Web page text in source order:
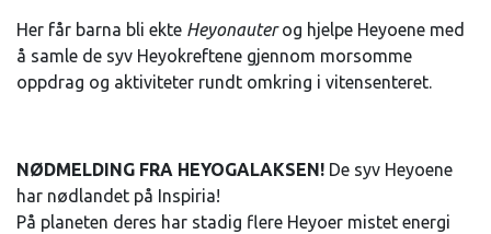
Her får barna bli ekte Heyonauterog hjelpe Heyoene med
å samle de syv Heyokreftene gjennom morsomme
oppdrag og aktiviteter rundt omkring i vitensenteret.
NØDMELDING FRA HEYOGALAKSEN! De syv Heyoene
har nødlandet på Inspiria!
På planeten deres har stadig flere Heyoer mistet energi